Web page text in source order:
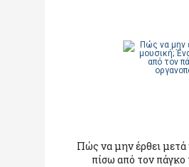
Πώς να μην έρθει μετά
πίσω από τον πάγκο